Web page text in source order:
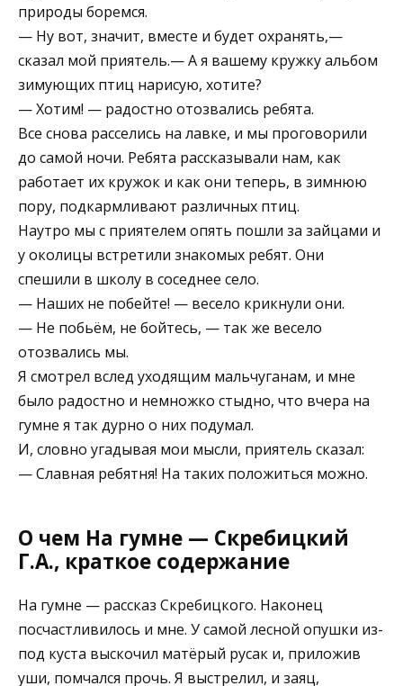
природы боремся.
— Ну вот, значит, вместе и будет охранять,—
сказал мой приятель.— А я вашему кружку альбом
зимующих птиц нарисую, хотите?
— Хотим! — радостно отозвались ребята.
Все снова расселись на лавке, и мы проговорили
до самой ночи. Ребята рассказывали нам, как
работает их кружок и как они теперь, в зимнюю
пору, подкармливают различных птиц.
Наутро мы с приятелем опять пошли за зайцами и
у околицы встретили знакомых ребят. Они
спешили в школу в соседнее село.
— Наших не побейте! — весело крикнули они.
— Не побьём, не бойтесь, — так же весело
отозвались мы.
Я смотрел вслед уходящим мальчуганам, и мне
было радостно и немножко стыдно, что вчера на
гумне я так дурно о них подумал.
И, словно угадывая мои мысли, приятель сказал:
— Славная ребятня! На таких положиться можно.
О чем На гумне — Скребицкий
Г.А., краткое содержание
На гумне — рассказ Скребицкого. Наконец
посчастливилось и мне. У самой лесной опушки из-
под куста выскочил матёрый русак и, приложив
уши, помчался прочь. Я выстрелил, и заяц,